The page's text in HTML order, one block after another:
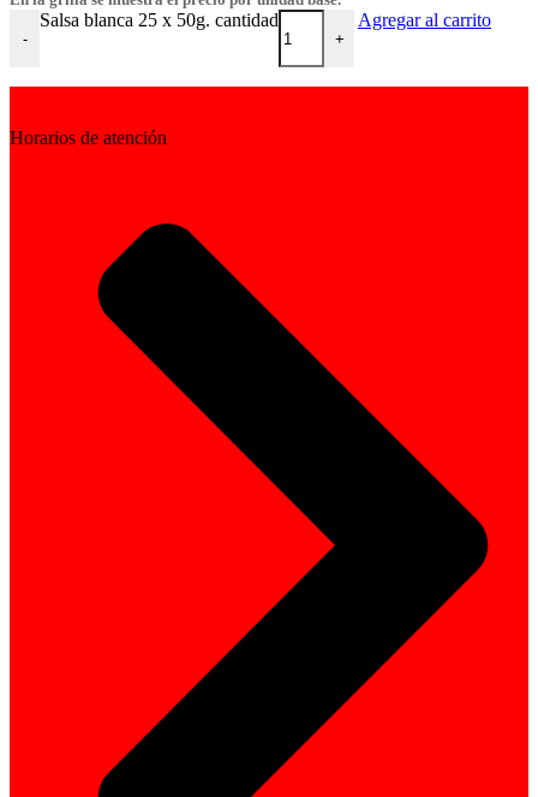
-
Salsa blanca 25 x 50g. cantidad
+
Agregar al carrito
Horarios de atención